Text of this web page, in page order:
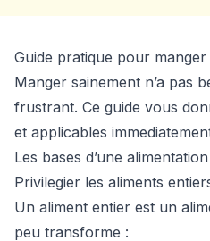
Guide pratique pour
Manger sainement n’a pas
frustrant. Ce guide vous
et applicables
Les bases d’une
Privilegier les aliments
Un aliment entier est un
peu transforme :